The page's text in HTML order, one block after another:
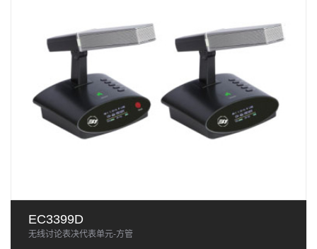
EC3399D
无线讨论表决代表单元-方管